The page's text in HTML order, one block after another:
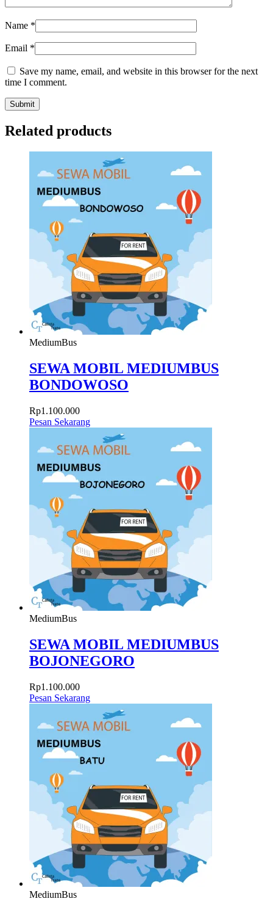
Name *
Email *
Save my name, email, and website in this browser for the next
time I comment.
Related products
MediumBus
SEWA MOBIL MEDIUMBUS
BONDOWOSO
Rp1.100.000
Pesan Sekarang
MediumBus
SEWA MOBIL MEDIUMBUS
BOJONEGORO
Rp1.100.000
Pesan Sekarang
MediumBus